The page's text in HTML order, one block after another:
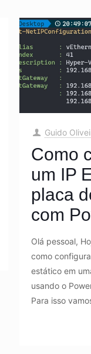
Guido
Como
um IP
placa
com
Olá pessoal,
como
estático em
usando o
Para isso